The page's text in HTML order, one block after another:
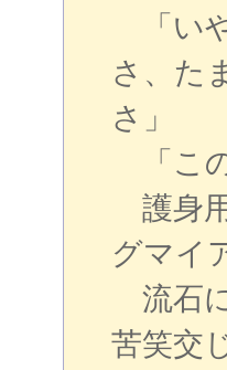
「い
さ、た
さ」
「こ
護身
グマイ
流石
苦笑交